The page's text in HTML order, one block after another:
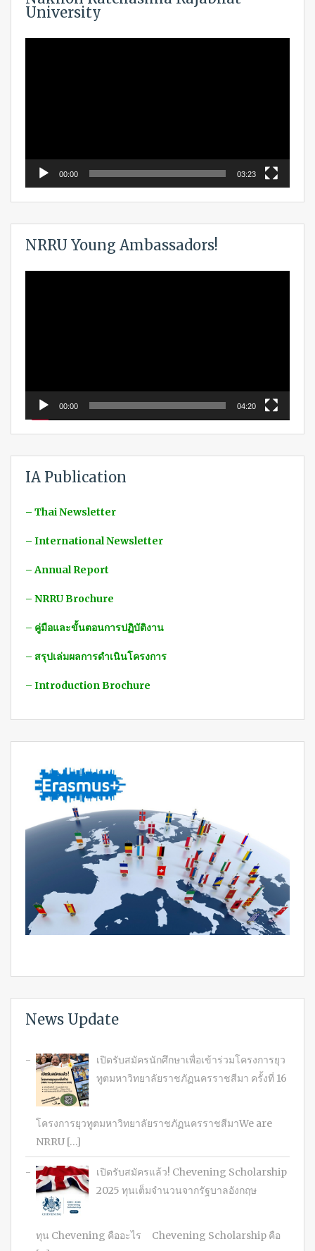
University
00:00 03:23
NRRU Young Ambassadors!
00:00 04:20
IA Publication
– Thai Newsletter
– International Newsletter
– Annual Report
– NRRU Brochure
– คู่มือและขั้นตอนการปฏิบัติงาน
– สรุปเล่มผลการดำเนินโครงการ
– Introduction Brochure
News Update
เปิดรับสมัครนักศึกษาเพื่อเข้าร่วมโครงการยุว
ทูตมหาวิทยาลัยราชภัฏนครราชสีมา ครั้งที่ 16
โครงการยุวทูตมหาวิทยาลัยราชภัฏนครราชสีมาWe are
NRRU […]
เปิดรับสมัครแล้ว! Chevening Scholarship
2025 ทุนเต็มจำนวนจากรัฐบาลอังกฤษ
ทุน Chevening คืออะไร Chevening Scholarship คือ